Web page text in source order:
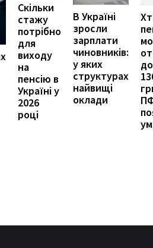
Скільки
стажу
потрібно
для
виходу
на
пенсію в
Україні у
2026
році
В Україні
зросли
зарплати
чиновників:
у яких
структурах
найвищі
оклади